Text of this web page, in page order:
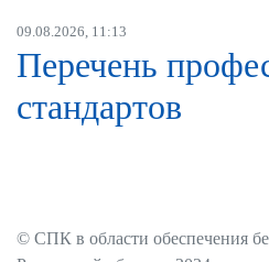
09.08.2026, 11:13
Перечень
стандартов
© СПК в области обеспечения